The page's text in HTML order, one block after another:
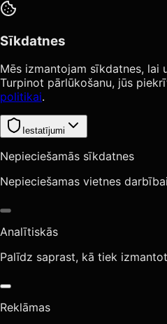
Sīkdatnes
Mēs izmantojam sīkdatnes, lai
Turpinot pārlūkošanu, jūs
politikai.
Iestatījumi
Nepieciešamās sīkdatnes
Nepieciešamas vietnes darbībai
Analītiskās
Palīdz saprast, kā tiek
Reklāmas